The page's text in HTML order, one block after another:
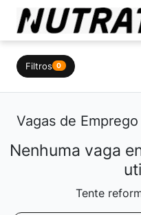
Filtros 0
Vagas de Emprego
Nenhuma vaga
Tente